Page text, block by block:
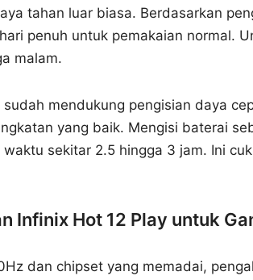
tahan luar biasa. Berdasarkan
penuh untuk pemakaian normal.
malam.
sudah mendukung pengisian daya
yang baik. Mengisi baterai
sekitar 2.5 hingga 3 jam. Ini
Infinix Hot 12 Play untuk
dan chipset yang memadai,